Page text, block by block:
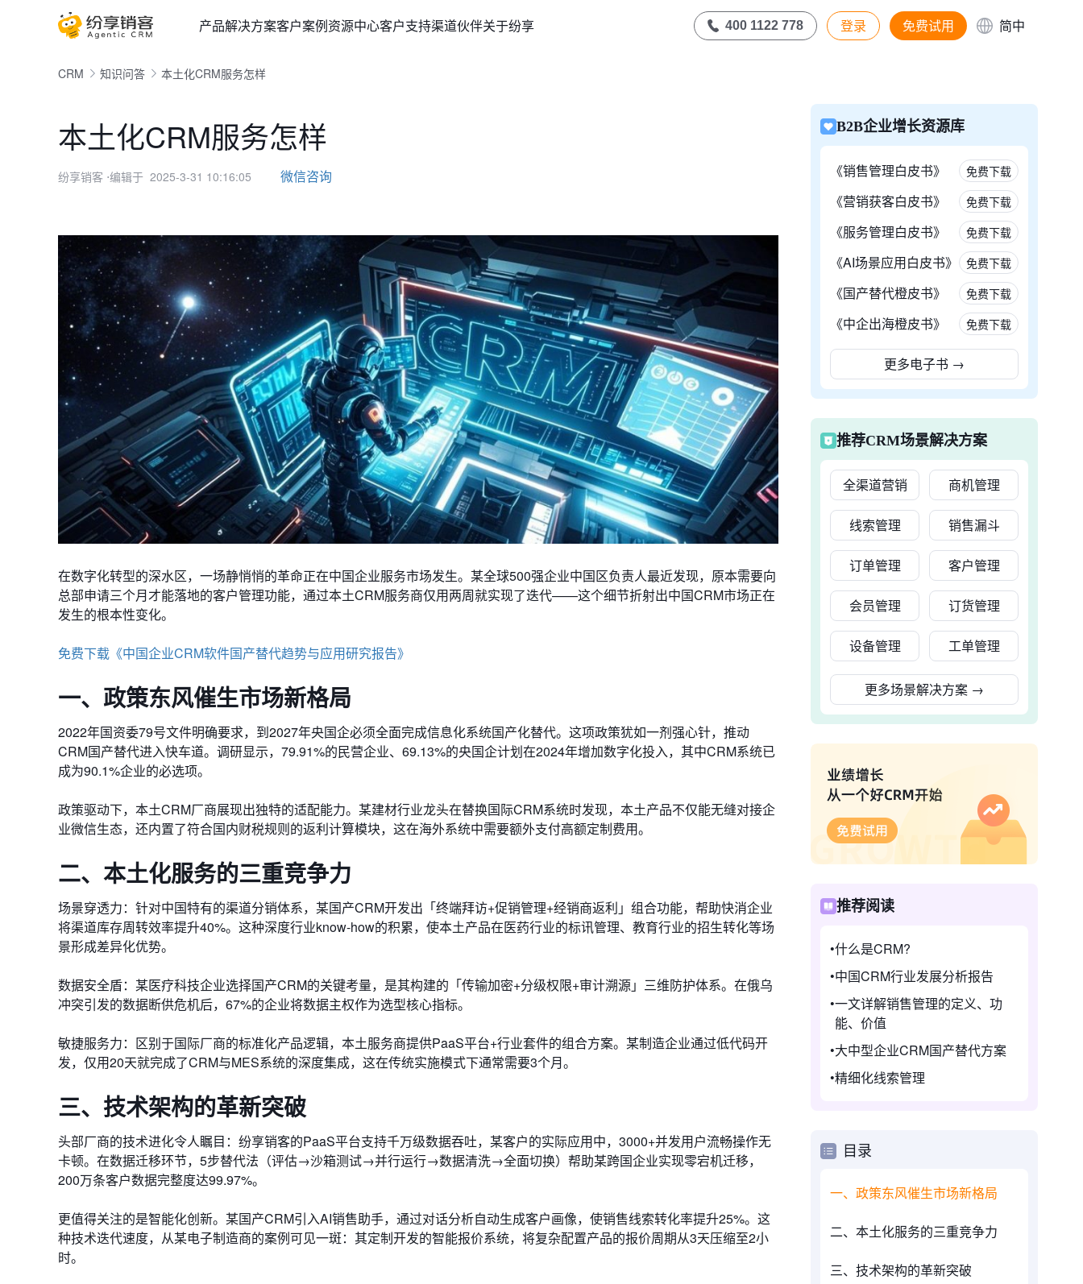
产品解决方案客户案例资源中心客户支持渠道伙伴关于纷享 400 1122 778 登录 免费试用 简中
CRM 知识问答 本土化CRM服务怎样
本土化CRM服务怎样
纷享销客 ⋅编辑于 2025-3-31 10:16:05 微信咨询
在数字化转型的深水区，一场静悄悄的革命正在中国企业服务市场发生。某全球500强企业中国区负责人最近发现，原本需要向
总部申请三个月才能落地的客户管理功能，通过本土CRM服务商仅用两周就实现了迭代——这个细节折射出中国CRM市场正在
发生的根本性变化。
免费下载《中国企业CRM软件国产替代趋势与应用研究报告》
一、政策东风催生市场新格局
2022年国资委79号文件明确要求，到2027年央国企必须全面完成信息化系统国产化替代。这项政策犹如一剂强心针，推动
CRM国产替代进入快车道。调研显示，79.91%的民营企业、69.13%的央国企计划在2024年增加数字化投入，其中CRM系统已
成为90.1%企业的必选项。
政策驱动下，本土CRM厂商展现出独特的适配能力。某建材行业龙头在替换国际CRM系统时发现，本土产品不仅能无缝对接企
业微信生态，还内置了符合国内财税规则的返利计算模块，这在海外系统中需要额外支付高额定制费用。
二、本土化服务的三重竞争力
场景穿透力：针对中国特有的渠道分销体系，某国产CRM开发出「终端拜访+促销管理+经销商返利」组合功能，帮助快消企业
将渠道库存周转效率提升40%。这种深度行业know-how的积累，使本土产品在医药行业的标讯管理、教育行业的招生转化等场
景形成差异化优势。
数据安全盾：某医疗科技企业选择国产CRM的关键考量，是其构建的「传输加密+分级权限+审计溯源」三维防护体系。在俄乌
冲突引发的数据断供危机后，67%的企业将数据主权作为选型核心指标。
敏捷服务力：区别于国际厂商的标准化产品逻辑，本土服务商提供PaaS平台+行业套件的组合方案。某制造企业通过低代码开
发，仅用20天就完成了CRM与MES系统的深度集成，这在传统实施模式下通常需要3个月。
三、技术架构的革新突破
头部厂商的技术进化令人瞩目：纷享销客的PaaS平台支持千万级数据吞吐，某客户的实际应用中，3000+并发用户流畅操作无
卡顿。在数据迁移环节，5步替代法（评估→沙箱测试→并行运行→数据清洗→全面切换）帮助某跨国企业实现零宕机迁移，
200万条客户数据完整度达99.97%。
更值得关注的是智能化创新。某国产CRM引入AI销售助手，通过对话分析自动生成客户画像，使销售线索转化率提升25%。这
种技术迭代速度，从某电子制造商的案例可见一斑：其定制开发的智能报价系统，将复杂配置产品的报价周期从3天压缩至2小
时。
B2B企业增长资源库
《销售管理白皮书》 免费下载
《营销获客白皮书》 免费下载
《服务管理白皮书》 免费下载
《AI场景应用白皮书》 免费下载
《国产替代橙皮书》 免费下载
《中企出海橙皮书》 免费下载
更多电子书 →
推荐CRM场景解决方案
全渠道营销 商机管理
线索管理 销售漏斗
订单管理 客户管理
会员管理 订货管理
设备管理 工单管理
更多场景解决方案 →
推荐阅读
什么是CRM?
中国CRM行业发展分析报告
一文详解销售管理的定义、功
能、价值
大中型企业CRM国产替代方案
精细化线索管理
目录
一、政策东风催生市场新格局
二、本土化服务的三重竞争力
三、技术架构的革新突破